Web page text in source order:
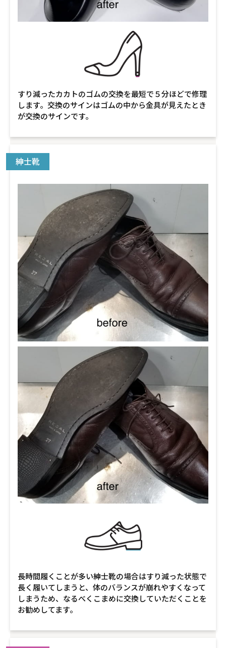
すり減ったカカトのゴムの交換を最短で５分ほどで修理
します。交換のサインはゴムの中から金具が見えたとき
が交換のサインです。
紳士靴
長時間履くことが多い紳士靴の場合はすり減った状態で
長く履いてしまうと、体のバランスが崩れやすくなって
しまうため、なるべくこまめに交換していただくことを
お勧めしてます。